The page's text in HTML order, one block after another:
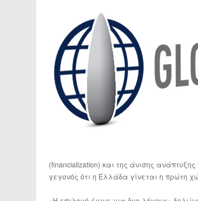
(financialization) και της άνισης
γεγονός ότι η Ελλάδα γίνεται η πρώτη